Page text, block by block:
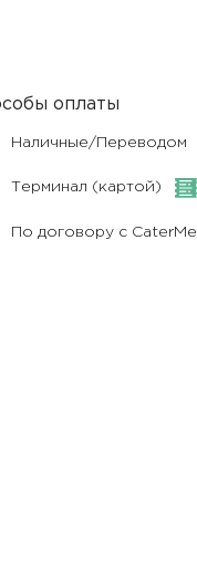
оплаты
Наличные/Переводом
Терминал (картой)
По договору с CaterMe